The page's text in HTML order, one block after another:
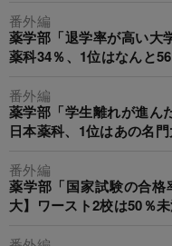
番外編
薬学部「退学率が高い大
薬科34％、1位はなんと
番外編
薬学部「学生離れが進ん
日本薬科、1位はあの名
番外編
薬学部「国家試験の合
大】ワースト2校は50％